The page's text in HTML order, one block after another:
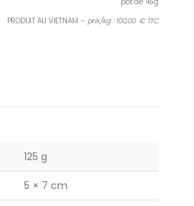
PRODUIT AU VIETNAM – prix/kg : 100,00 € TTC
125 g
5 × 7 cm